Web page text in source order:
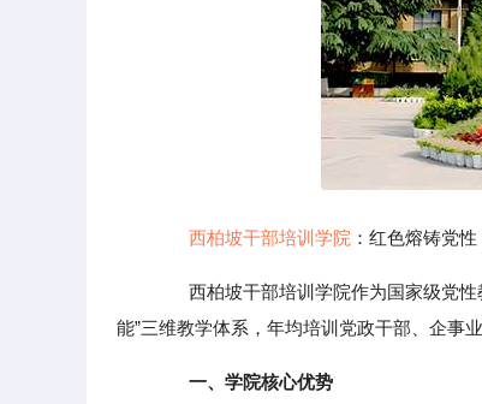
西柏坡干部培训学院 ：红色熔铸党
西柏坡干部培训学院作为国家级党性
能”三维教学体系，年均培训党政干部、企事
一、学院核心优势